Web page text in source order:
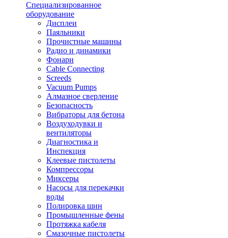
Специализированное
оборудование
Дисплеи
Паяльники
Прочистные машины
Радио и динамики
Фонари
Cable Connecting
Screeds
Vacuum Pumps
Алмазное сверление
Безопасность
Вибраторы для бетона
Воздуходувки и
вентиляторы
Диагностика и
Инспекция
Клеевые пистолеты
Компрессоры
Миксеры
Насосы для перекачки
воды
Полировка шин
Промышленные фены
Протяжка кабеля
Смазочные пистолеты